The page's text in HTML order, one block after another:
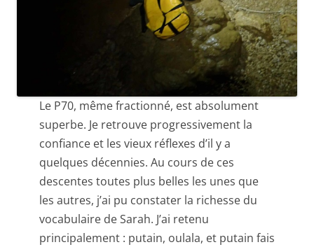
Le P70, même fractionné, est absolument
superbe. Je retrouve progressivement la
confiance et les vieux réflexes d’il y a
quelques décennies. Au cours de ces
descentes toutes plus belles les unes que
les autres, j’ai pu constater la richesse du
vocabulaire de Sarah. J’ai retenu
principalement : putain, oulala, et putain fais